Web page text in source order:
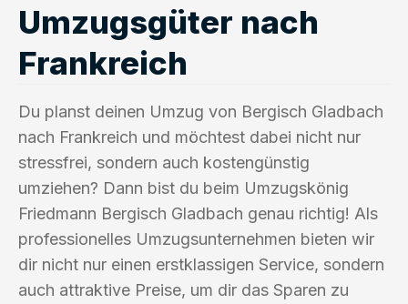
Umzugsgüter nach
Frankreich
Du planst deinen Umzug von Bergisch Gladbach
nach Frankreich und möchtest dabei nicht nur
stressfrei, sondern auch kostengünstig
umziehen? Dann bist du beim Umzugskönig
Friedmann Bergisch Gladbach genau richtig! Als
professionelles Umzugsunternehmen bieten wir
dir nicht nur einen erstklassigen Service, sondern
auch attraktive Preise, um dir das Sparen zu